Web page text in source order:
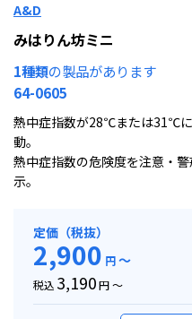
A&D
みはりん坊ミニ
1種類の製品があります
64-0605
熱中症指数が28℃または31℃
動。
熱中症指数の危険度を注意・
示。
定価（税抜）
2,900 円～
税込 3,190円 ～